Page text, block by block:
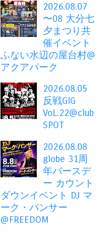
2026.08.07
〜08 大分七
夕まつり共
催イベント
ふない水辺の屋台村@
アクアパーク
2026.08.05
反戦GIG
VoL.22@club
SPOT
2026.08.08
globe 31周
年バースデ
ー カウント
ダウンイベント DJ マ
ーク・パンサー
@FREEDOM